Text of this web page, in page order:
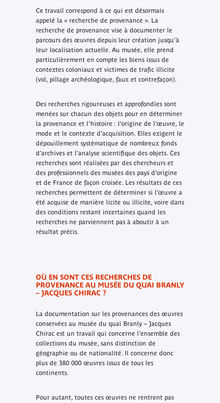
Ce travail correspond à ce qui est désormais
appelé la « recherche de provenance ». La
recherche de provenance vise à documenter le
parcours des œuvres depuis leur création jusqu’à
leur localisation actuelle. Au musée, elle prend
particulièrement en compte les biens issus de
contextes coloniaux et victimes de trafic illicite
(vol, pillage archéologique, faux et contrefaçon).
Des recherches rigoureuses et approfondies sont
menées sur chacun des objets pour en déterminer
la provenance et l’histoire : l’origine de l’œuvre, le
mode et le contexte d’acquisition. Elles exigent le
dépouillement systématique de nombreux fonds
d’archives et l’analyse scientifique des objets. Ces
recherches sont réalisées par des chercheurs et
des professionnels des musées des pays d’origine
et de France de façon croisée. Les résultats de ces
recherches permettent de déterminer si l’œuvre a
été acquise de manière licite ou illicite, voire dans
des conditions restant incertaines quand les
recherches ne parviennent pas à aboutir à un
résultat précis.
OÙ EN SONT CES RECHERCHES DE
PROVENANCE AU MUSÉE DU QUAI BRANLY
– JACQUES CHIRAC ?
La documentation sur les provenances des œuvres
conservées au musée du quai Branly – Jacques
Chirac est un travail qui concerne l’ensemble des
collections du musée, sans distinction de
géographie ou de nationalité. Il concerne donc
plus de 380 000 œuvres issus de tous les
continents.
Pour autant, toutes ces œuvres ne rentrent pas